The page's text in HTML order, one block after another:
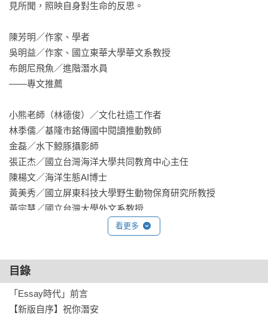
見所聞，照映自身對生命的反思。
陳芳明／作家、學者
吳明益／作家、國立東華大學華文系教授
布朗尼飛魚／進階潛水員
——專文推薦
小熊老師（林德俊）／文化社造工作者
林季儒／基隆市銘傳國中閱讀推動教師
金磊／水下鯨豚攝影師
張正杰／國立台灣海洋大學共同教育中心主任
陳楊文／海洋生態AI博士
黃美秀／國立屏東科技大學野生動物保育研究所教授
黃宗慧／國立台灣大學外文系教授
黃宗潔／國立東華大學華文系教授
無垠的大海，無情讓人生畏，如水母毒吻，再踏入一步便被侵
吞。
湛藍的、銀藍的、水藍的深海，包容人世的動盪罪惡與柔軟光
看更多
目錄
「Essay時代」前言
【新版自序】祝你潛安